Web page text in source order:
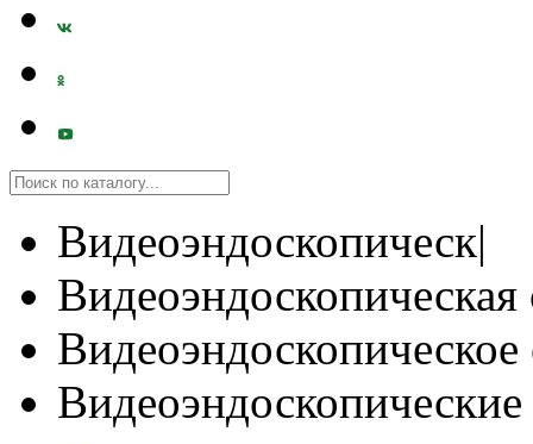
Видеоэндоскопическ|
Видеоэндоскопическая